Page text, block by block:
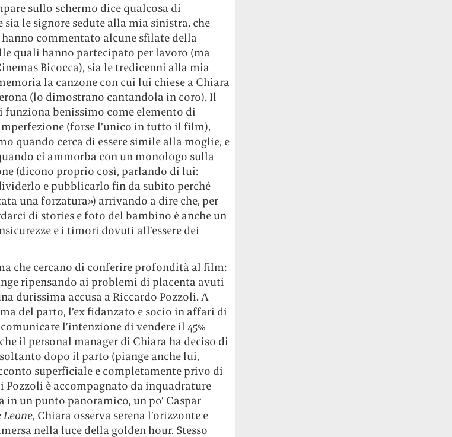
sullo schermo dice qualcosa di
le signore sedute alla mia sinistra, che
commentato alcune sfilate della
quali hanno partecipato per lavoro (ma
Bicocca), sia le tredicenni alla mia
la canzone con cui lui chiese a Chiara
(lo dimostrano cantandola in coro). Il
benissimo come elemento di
(forse l’unico in tutto il film),
quando cerca di essere simile alla moglie, e
ci ammorba con un monologo sulla
(dicono proprio così, parlando di lui:
e pubblicarlo fin da subito perché
una forzatura») arrivando a dire che, per
di stories e foto del bambino è anche un
e i timori dovuti all’essere dei
che cercano di conferire profondità al film:
ripensando ai problemi di placenta avuti
durissima accusa a Riccardo Pozzoli. A
del parto, l’ex fidanzato e socio in affari di
l’intenzione di vendere il 45%
il personal manager di Chiara ha deciso di
dopo il parto (piange anche lui,
superficiale e completamente privo di
è accompagnato da inquadrature
in un punto panoramico, un po’ Caspar
Leone, Chiara osserva serena l’orizzonte e
nella luce della golden hour. Stesso